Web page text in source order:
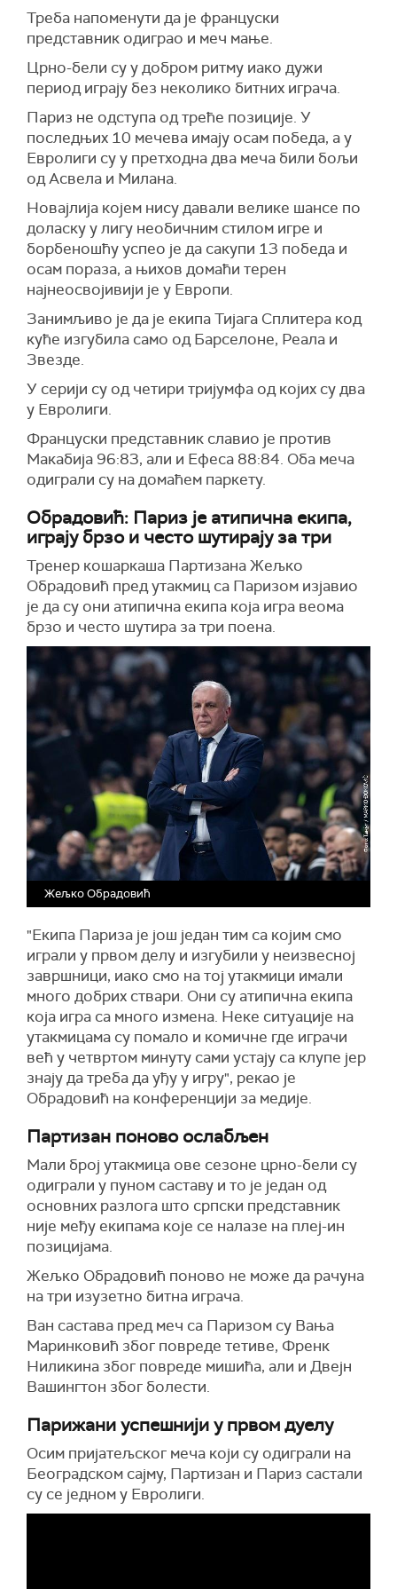
Треба напоменути да је француски
представник одиграо и меч мање.
Црно-бели су у добром ритму иако дужи
период играју без неколико битних играча.
Париз не одступа од треће позиције. У
последњих 10 мечева имају осам победа, а у
Евролиги су у претходна два меча били бољи
од Асвела и Милана.
Новајлија којем нису давали велике шансе по
доласку у лигу необичним стилом игре и
борбеношћу успео је да сакупи 13 победа и
осам пораза, а њихов домаћи терен
најнеосвојивији је у Европи.
Занимљиво је да је екипа Тијага Сплитера код
куће изгубила само од Барселоне, Реала и
Звезде.
У серији су од четири тријумфа од којих су два
у Евролиги.
Француски представник славио је против
Макабија 96:83, али и Ефеса 88:84. Оба меча
одиграли су на домаћем паркету.
Обрадовић: Париз је атипична екипа,
играју брзо и често шутирају за три
Тренер кошаркаша Партизана Жељко
Обрадовић пред утакмиц са Паризом изјавио
је да су они атипична екипа која игра веома
брзо и често шутира за три поена.
Жељко Обрадовић
"Екипа Париза је још један тим са којим смо
играли у првом делу и изгубили у неизвесној
завршници, иако смо на тој утакмици имали
много добрих ствари. Они су атипична екипа
која игра са много измена. Неке ситуације на
утакмицама су помало и комичне где играчи
већ у четвртом минуту сами устају са клупе јер
знају да треба да уђу у игру", рекао је
Обрадовић на конференцији за медије.
Партизан поново ослабљен
Мали број утакмица ове сезоне црно-бели су
одиграли у пуном саставу и то је један од
основних разлога што српски представник
није међу екипама које се налазе на плеј-ин
позицијама.
Жељко Обрадовић поново не може да рачуна
на три изузетно битна играча.
Ван састава пред меч са Паризом су Вања
Маринковић због повреде тетиве, Френк
Ниликина због повреде мишића, али и Двејн
Вашингтон због болести.
Парижани успешнији у првом дуелу
Осим пријатељског меча који су одиграли на
Београдском сајму, Партизан и Париз састали
су се једном у Евролиги.